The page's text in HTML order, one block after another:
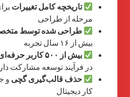
تاریخچه کامل تغییرات
مرحله از طراحی
طراحی شده توسط
بیش از ۱۶ سال تجربه
بیش از ۵۰۰ کاربر حرفه‌ای
در فرآیند توسعه مشارکت
حذف قالب‌گیری گچی و
کار دیجیتال